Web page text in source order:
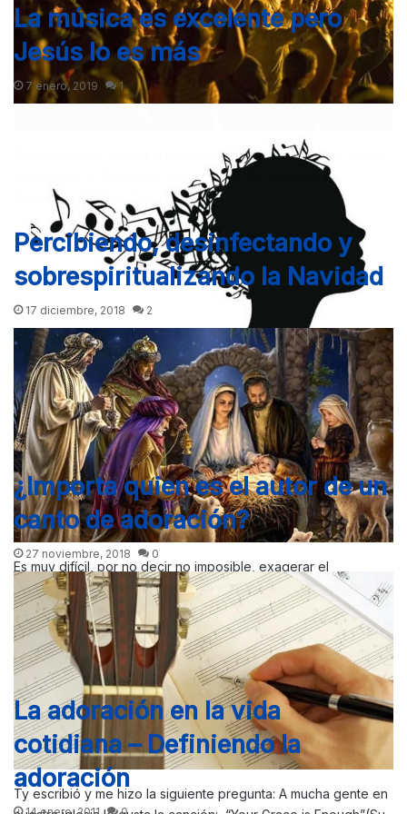
Recientemente asistí a la conferencia Together for the Gospel
(Juntos por el Evangelio) en la ciudad de Louisville en
Kentucky. Allí tuve el privilegio y…
La música es excelente pero
Jesús lo es más
7 enero, 2019 1
Mi hija más pequeña, McKenzie se graduó en el Boyce
College obteniendo un título en estudios bíblicos. Durante sus
estudios sus trabajos se enfoncaron en…
Percibiendo, desinfectando y
sobrespiritualizando la Navidad
17 diciembre, 2018 2
Es muy difícil, por no decir no imposible, exagerar el
significado de la Encarnación. No en vano a lo largo de los
siglos escritores, poetas…
¿Importa quien es el autor de un
canto de adoración?
27 noviembre, 2018 0
Ty escribió y me hizo la siguiente pregunta: A mucha gente en
La adoración en la vida
cotidiana – Definiendo la
adoración